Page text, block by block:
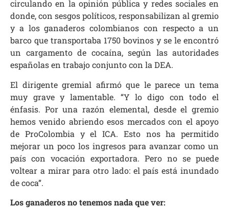
circulando en la opinión pública y redes sociales en
donde, con sesgos políticos, responsabilizan al gremio
y a los ganaderos colombianos con respecto a un
barco que transportaba 1750 bovinos y se le encontró
un cargamento de cocaína, según las autoridades
españolas en trabajo conjunto con la DEA.
El dirigente gremial afirmó que le parece un tema
muy grave y lamentable. “Y lo digo con todo el
énfasis. Por una razón elemental, desde el gremio
hemos venido abriendo esos mercados con el apoyo
de ProColombia y el ICA. Esto nos ha permitido
mejorar un poco los ingresos para avanzar como un
país con vocación exportadora. Pero no se puede
voltear a mirar para otro lado: el país está inundado
de coca”.
Los ganaderos no tenemos nada que ver: